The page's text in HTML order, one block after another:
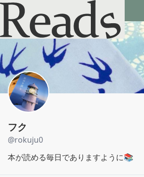
Reads - 読書のSNS＆記録アプリ
フク
@rokuju0
本が読める毎日でありますように📚